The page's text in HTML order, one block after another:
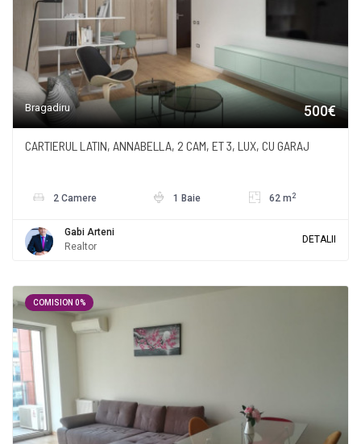
Bragadiru 500€
CARTIERUL LATIN, ANNABELLA, 2 CAM, ET 3, LUX, CU GARAJ
2 Camere 1 Baie 62 m 2
Gabi Arteni
Realtor
DETALII
COMISION 0%